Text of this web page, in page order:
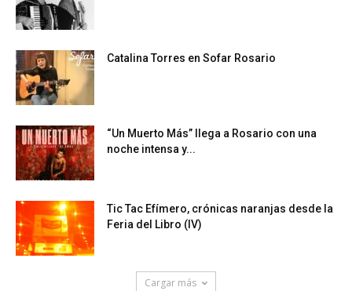
Catalina Torres en Sofar Rosario
“Un Muerto Más” llega a Rosario con una
noche intensa y...
Tic Tac Efímero, crónicas naranjas desde la
Feria del Libro (IV)
Cargar más